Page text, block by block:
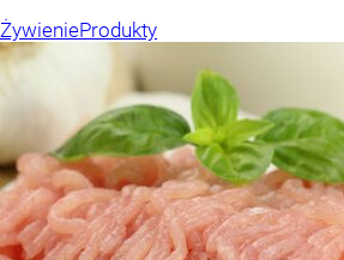
ŻywienieProdukty